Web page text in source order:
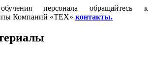
персонала обращайтесь к
Компаний «ТЕХ» контакты.